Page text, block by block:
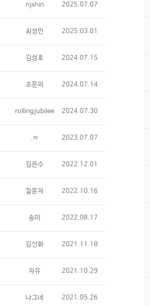
njshin 2025.07.07
최성민 2025.03.01
김성호 2024.07.15
조문의 2024.07.14
rollingjubilee 2024.07.30
.ㅇ 2023.07.07
김은수 2022.12.01
질문자 2022.10.16
송미 2022.08.17
김신화 2021.11.18
자유 2021.10.29
나그네 2021.05.26